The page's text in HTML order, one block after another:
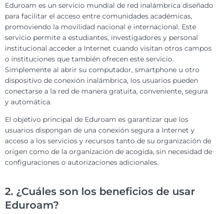
Eduroam es un servicio mundial de red inalámbrica diseñado
para facilitar el acceso entre comunidades académicas,
promoviendo la movilidad nacional e internacional. Este
servicio permite a estudiantes, investigadores y personal
institucional acceder a Internet cuando visitan otros campos
o instituciones que también ofrecen este servicio.
Simplemente al abrir su computador, smartphone u otro
dispositivo de conexión inalámbrica, los usuarios pueden
conectarse a la red de manera gratuita, conveniente, segura
y automática.
El objetivo principal de Eduroam es garantizar que los
usuarios dispongan de una conexión segura a Internet y
acceso a los servicios y recursos tanto de su organización de
origen como de la organización de acogida, sin necesidad de
configuraciones o autorizaciones adicionales.
2. ¿Cuáles son los beneficios de usar
Eduroam?